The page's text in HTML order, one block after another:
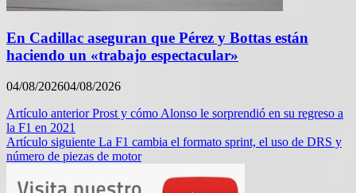
En Cadillac aseguran que Pérez y Bottas están
haciendo un «trabajo espectacular»
04/08/202604/08/2026
Navegación
de
entradas
Artículo anterior Prost y cómo Alonso le sorprendió en su regreso a
la F1 en 2021
Artículo siguiente La F1 cambia el formato sprint, el uso de DRS y
número de piezas de motor